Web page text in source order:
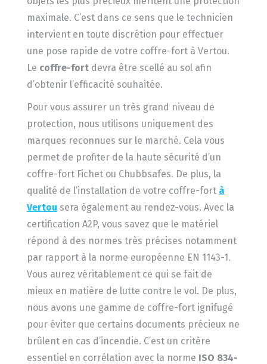
maximale. C’est dans ce sens que le technicien
intervient en toute discrétion pour effectuer
une pose rapide de votre coffre-fort à Vertou.
Le coffre-fortdevra être scellé au sol afin
d’obtenir l’efficacité souhaitée.
Pour vous assurer un très grand niveau de
protection, nous utilisons uniquement des
marques reconnues sur le marché. Cela vous
permet de profiter de la haute sécurité d’un
coffre-fort Fichet ou Chubbsafes. De plus, la
qualité de l’installation de votre coffre-fort à
Vertou sera également au rendez-vous. Avec la
certification A2P, vous savez que le matériel
répond à des normes très précises notamment
par rapport à la norme européenne EN 1143-1.
Vous aurez véritablement ce qui se fait de
mieux en matière de lutte contre le vol. De plus,
nous avons une gamme de coffre-fort ignifugé
pour éviter que certains documents précieux ne
brûlent en cas d’incendie. C’est un critère
essentiel en corrélation avec la norme ISO 834-